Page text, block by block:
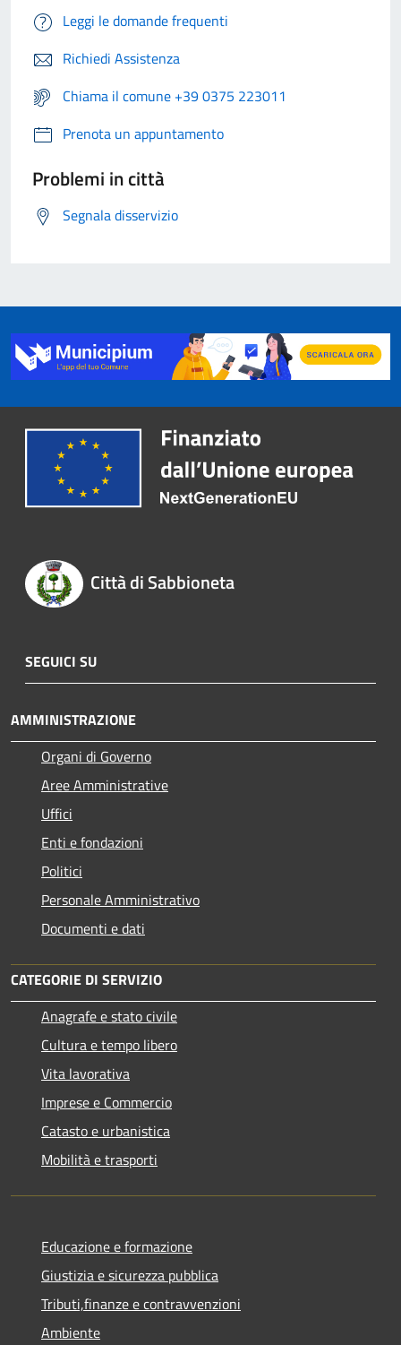
Leggi le domande frequenti
Richiedi Assistenza
Chiama il comune +39 0375 223011
Prenota un appuntamento
Problemi in città
Segnala disservizio
Città di Sabbioneta
SEGUICI SU
AMMINISTRAZIONE
Organi di Governo
Aree Amministrative
Uffici
Enti e fondazioni
Politici
Personale Amministrativo
Documenti e dati
CATEGORIE DI SERVIZIO
Anagrafe e stato civile
Cultura e tempo libero
Vita lavorativa
Imprese e Commercio
Catasto e urbanistica
Mobilità e trasporti
Educazione e formazione
Giustizia e sicurezza pubblica
Tributi,finanze e contravvenzioni
Ambiente